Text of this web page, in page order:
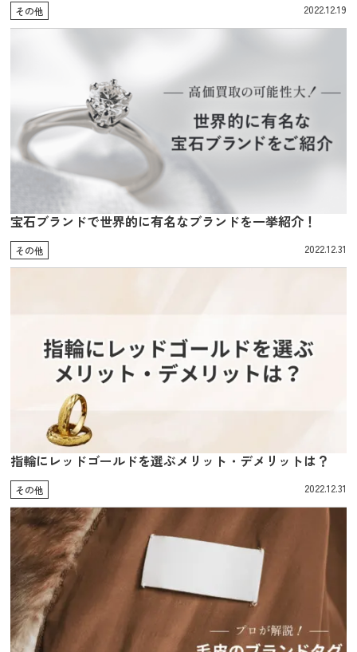
その他 2022.12.19
宝石ブランドで世界的に有名なブランドを一挙紹介！
その他 2022.12.31
指輪にレッドゴールドを選ぶメリット・デメリットは？
その他 2022.12.31